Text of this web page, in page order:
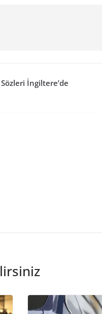
İngiltere’de